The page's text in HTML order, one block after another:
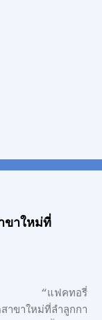
ขาใหม่ที่
อรี่
ขาใหม่ที่ลำลูกกา